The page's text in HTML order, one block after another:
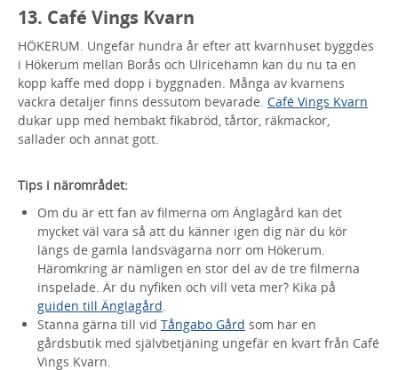
13. Café Vings Kvarn
HÖKERUM. Ungefär hundra år efter att kvarnhuset byggdes
i Hökerum mellan Borås och Ulricehamn kan du nu ta en
kopp kaffe med dopp i byggnaden. Många av kvarnens
vackra detaljer finns dessutom bevarade. Café Vings Kvarn
dukar upp med hembakt fikabröd, tårtor, räkmackor,
sallader och annat gott.
Tips i närområdet:
Om du är ett fan av filmerna om Änglagård kan det
mycket väl vara så att du känner igen dig när du kör
längs de gamla landsvägarna norr om Hökerum.
Häromkring är nämligen en stor del av de tre filmerna
inspelade. Är du nyfiken och vill veta mer? Kika på
guiden till Änglagård.
Stanna gärna till vid Tångabo Gård som har en
gårdsbutik med självbetjäning ungefär en kvart från Café
Vings Kvarn.